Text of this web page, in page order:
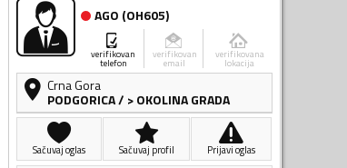
AGO (OH605)
verifikovan
telefon
verifikovan
email
verifikovana
lokacija
Crna Gora
PODGORICA/ > OKOLINA GRADA
Sačuvaj oglas Sačuvaj profil Prijavi oglas